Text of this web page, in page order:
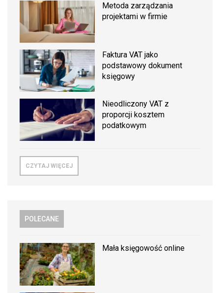
Metoda zarządzania
projektami w firmie
Faktura VAT jako
podstawowy dokument
księgowy
Nieodliczony VAT z
proporcji kosztem
podatkowym
CZYTAJ WIĘCEJ
POLECANE
Mała księgowość online